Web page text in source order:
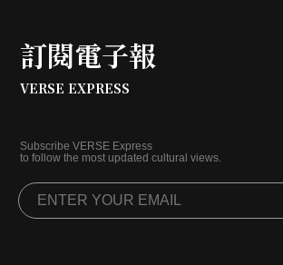
訂閱電子報
VERSE EXPRESS
Subscribe VERSE Express
to follow the most updated cultural views.